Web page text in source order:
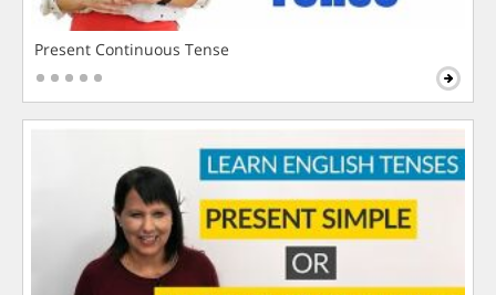
Present Continuous Tense